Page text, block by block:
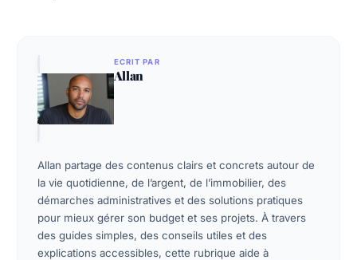
ECRIT PAR
Allan
Allan partage des contenus clairs et concrets autour de
la vie quotidienne, de l’argent, de l’immobilier, des
démarches administratives et des solutions pratiques
pour mieux gérer son budget et ses projets. À travers
des guides simples, des conseils utiles et des
explications accessibles, cette rubrique aide à